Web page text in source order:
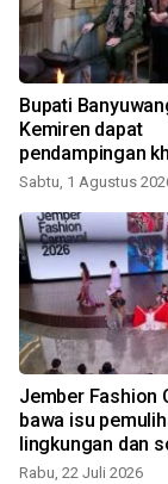
Bupati
Kemiren dapat
pendampingan
Kemenpar
Sabtu, 1 Agustus
Jember Fashion
bawa isu
lingkungan dan
Rabu, 22 Juli 2026